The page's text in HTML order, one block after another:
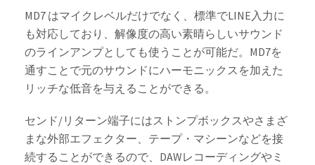
MD7 はマイクレベルだけでなく、標準でLINE入力に
も対応しており、解像度の高い素晴らしいサウンド
のラインアンプとしても使うことが可能だ。MD7を
通すことで元のサウンドにハーモニックスを加えた
リッチな低音を与えることができる。
センド/リターン端子にはストンプボックスやさまざ
まな外部エフェクター、テープ・マシーンなどを接
続することができるので、DAWレコーディングやミ